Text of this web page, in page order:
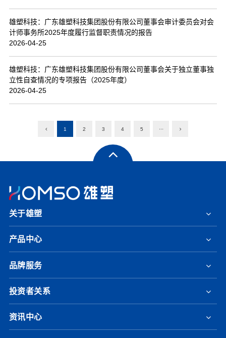
雄塑科技：广东雄塑科技集团股份有限公司董事会审计委员会对会
计师事务所2025年度履行监督职责情况的报告
2026-04-25
雄塑科技：广东雄塑科技集团股份有限公司董事会关于独立董事独
立性自查情况的专项报告（2025年度）
2026-04-25
1 2 3 4 5 ···
关于雄塑
产品中心
品牌服务
投资者关系
资讯中心